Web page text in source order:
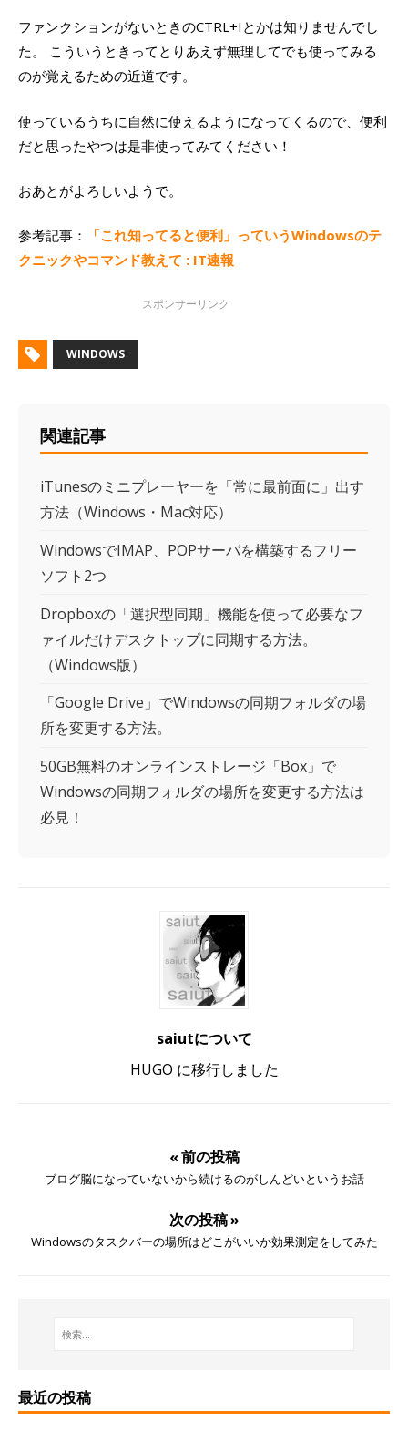
ファンクションがないときのCTRL+Iとかは知りませんでし
た。 こういうときってとりあえず無理してでも使ってみる
のが覚えるための近道です。
使っているうちに自然に使えるようになってくるので、便利
だと思ったやつは是非使ってみてください！
おあとがよろしいようで。
参考記事：
「これ知ってると便利」っていうWindowsのテ
クニックやコマンド教えて : IT速報
WINDOWS
関連記事
iTunesのミニプレーヤーを「常に最前面に」出す
方法（Windows・Mac対応）
WindowsでIMAP、POPサーバを構築するフリー
ソフト2つ
Dropboxの「選択型同期」機能を使って必要なフ
ァイルだけデスクトップに同期する方法。
（Windows版）
「Google Drive」でWindowsの同期フォルダの場
所を変更する方法。
50GB無料のオンラインストレージ「Box」で
Windowsの同期フォルダの場所を変更する方法は
必見！
saiutについて
HUGO に移行しました
« 前の投稿
ブログ脳になっていないから続けるのがしんどいというお話
次の投稿 »
Windowsのタスクバーの場所はどこがいいか効果測定をしてみた
最近の投稿